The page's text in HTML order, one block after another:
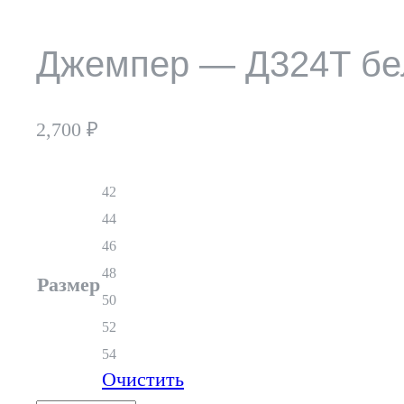
Джемпер — Д324Т
2,700 ₽
Размер
42
44
46
48
50
52
54
Очистить